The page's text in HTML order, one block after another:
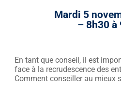
Mardi 5
– 8h30 à
En tant que conseil, il est
face à la recrudescence des
Comment conseiller au mieux